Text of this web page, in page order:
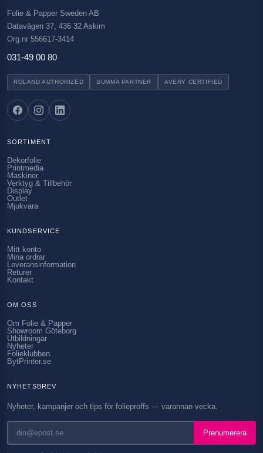
Folie & Papper Sweden AB
Datavägen 37, 436 32 Askim
Org.nr 556617-3414
031-49 00 80
ROLAND AUTHORIZED SUMMA PARTNER AVERY CERTIFIED
SORTIMENT
Dekorfolie
Printmedia
Maskiner
Verktyg & Tillbehör
Display
Outlet
Mjukvara
KUNDSERVICE
Mitt konto
Mina ordrar
Leveransinformation
Returer
Kontakt
OM OSS
Om Folie & Papper
Showroom Göteborg
Utbildningar
Nyheter
Folieklubben
BytPrinter.se
NYHETSBREV
Nyheter, kampanjer och tips för folieproffs — varannan vecka.
Prenumerera